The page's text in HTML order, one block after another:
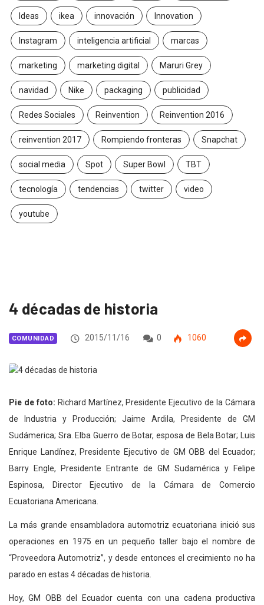
Ideas ikea innovación Innovation
Instagram inteligencia artificial marcas
marketing marketing digital Maruri Grey
navidad Nike packaging publicidad
Redes Sociales Reinvention Reinvention 2016
reinvention 2017 Rompiendo fronteras Snapchat
social media Spot Super Bowl TBT
tecnología tendencias twitter video
youtube
4 décadas de historia
COMUNIDAD 2015/11/16 0 1060
Pie de foto: Richard Martínez, Presidente Ejecutivo de la Cámara
de Industria y Producción; Jaime Ardila, Presidente de GM
Sudámerica; Sra. Elba Guerro de Botar, esposa de Bela Botar; Luis
Enrique Landínez, Presidente Ejecutivo de GM OBB del Ecuador;
Barry Engle, Presidente Entrante de GM Sudamérica y Felipe
Espinosa, Director Ejecutivo de la Cámara de Comercio
Ecuatoriana Americana.
La más grande ensambladora automotriz ecuatoriana inició sus
operaciones en 1975 en un pequeño taller bajo el nombre de
“Proveedora Automotriz”, y desde entonces el crecimiento no ha
parado en estas 4 décadas de historia.
Hoy, GM OBB del Ecuador cuenta con una cadena productiva